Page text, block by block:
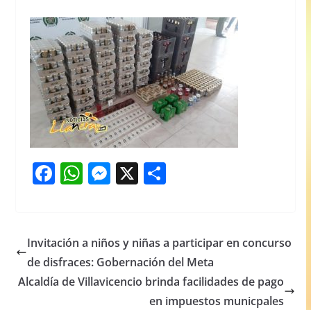
F
e
b
o
W
s
A
p
M
e
n
g
X S
e
Invitación a niños y niñas a participar en concurso
de disfraces: Gobernación del Meta
Alcaldía de Villavicencio brinda facilidades de pago
en impuestos municpales